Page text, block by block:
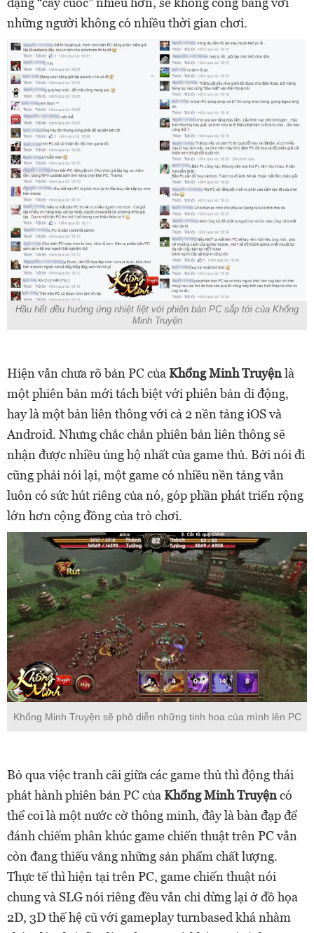
những người không có nhiều thời gian chơi.
Hầu hết đều hưởng ứng nhiệt liệt với phiên bản PC sắp tới của Khổng
Minh Truyện
Hiện vẫn chưa rõ bản PC của Khổng Minh Truyệnlà
một phiên bản mới tách biệt với phiên bản di động,
hay là một bản liên thông với cả 2 nền tảng iOS và
Android. Nhưng chắc chắn phiên bản liên thông sẽ
nhận được nhiều ủng hộ nhất của game thủ. Bởi nói đi
cũng phải nói lại, một game có nhiều nền tảng vẫn
luôn có sức hút riêng của nó, góp phần phát triển rộng
lớn hơn cộng đồng của trò chơi.
Khổng Minh Truyện sẽ phô diễn những tinh hoa của mình lên PC
Bỏ qua việc tranh cãi giữa các game thủ thì động thái
phát hành phiên bản PC của Khổng Minh Truyệncó
thể coi là một nước cờ thông minh, đây là bàn đạp để
đánh chiếm phân khúc game chiến thuật trên PC vẫn
còn đang thiếu vắng những sản phẩm chất lượng.
Thực tế thì hiện tại trên PC, game chiến thuật nói
chung và SLG nói riêng đều vẫn chỉ dừng lại ở đồ họa
2D, 3D thế hệ cũ với gameplay turnbased khá nhàm